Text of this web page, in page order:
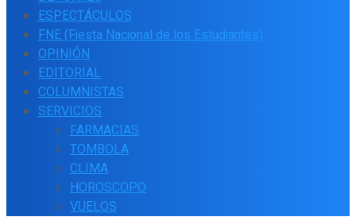
ESPECTÁCULOS
FNE (Fiesta Nacional de los Estudiantes)
OPINIÓN
EDITORIAL
COLUMNISTAS
SERVICIOS
FARMACIAS
TOMBOLA
CLIMA
HOROSCOPO
VUELOS